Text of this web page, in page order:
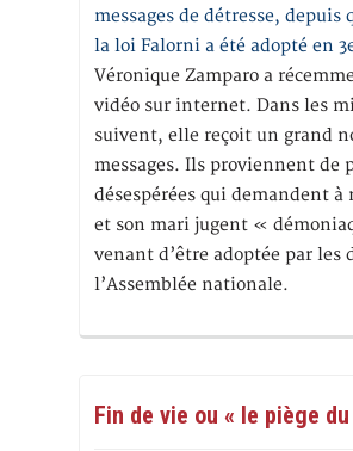
messages de détresse, depuis
la loi Falorni a été adopté en
Véronique Zamparo a
vidéo sur internet. Dans les
suivent, elle reçoit un grand
messages. Ils proviennent de
désespérées qui demandent
et son mari jugent «
venant d’être adoptée par les
l’Assemblée nationale.
Fin de vie ou « le piège